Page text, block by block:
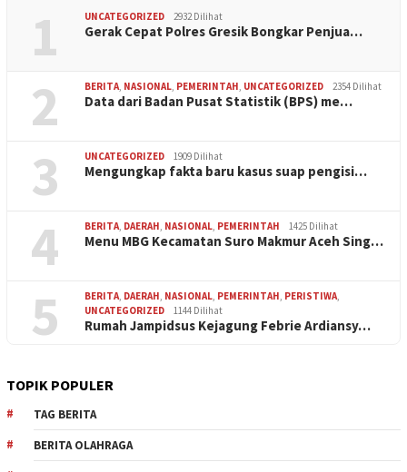
1 UNCATEGORIZED 2932 Dilihat
Gerak Cepat Polres Gresik Bongkar Penjua…
2 BERITA NASIONAL PEMERINTAH UNCATEGORIZED 2354 Dilihat
Data dari Badan Pusat Statistik (BPS) me…
3 UNCATEGORIZED 1909 Dilihat
Mengungkap fakta baru kasus suap pengisi…
4 BERITA DAERAH NASIONAL PEMERINTAH 1425 Dilihat
Menu MBG Kecamatan Suro Makmur Aceh Sing…
5 BERITA DAERAH NASIONAL PEMERINTAH PERISTIWA
UNCATEGORIZED
1144 Dilihat
Rumah Jampidsus Kejagung Febrie Ardiansy…
TOPIK POPULER
TAG BERITA
BERITA OLAHRAGA